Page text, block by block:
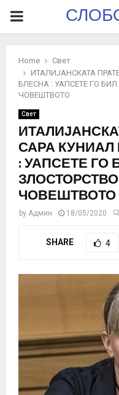
PRIMARY
Home
Свет
ИТАЛИЈАНСКАТА
БЛЕСНА : УАПСЕТЕ ГО
ЧОВЕШТВОТО
Свет
САРА
: УАПСЕТЕ ГО
ЧОВЕШТВОТО
by Админ 18/05/2020
SHARE 4